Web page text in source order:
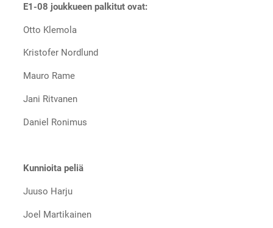
E1-08 joukkueen palkitut ovat:
Otto Klemola
Kristofer Nordlund
Mauro Rame
Jani Ritvanen
Daniel Ronimus
Kunnioita peliä
Juuso Harju
Joel Martikainen